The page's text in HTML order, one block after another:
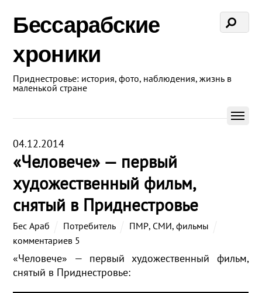
Бессарабские
хроники
Приднестровье: история, фото, наблюдения, жизнь в
маленькой стране
04.12.2014
«Человече» — первый
художественный фильм,
снятый в Приднестровье
Бес Араб Потребитель ПМР, СМИ, фильмы
комментариев 5
«Человече» — первый художественный фильм,
снятый в Приднестровье: